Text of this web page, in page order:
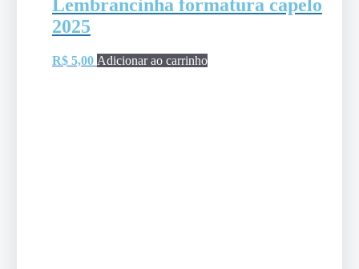
Lembrancinha formatura capelo
2025
R$5,00 Adicionar ao carrinho